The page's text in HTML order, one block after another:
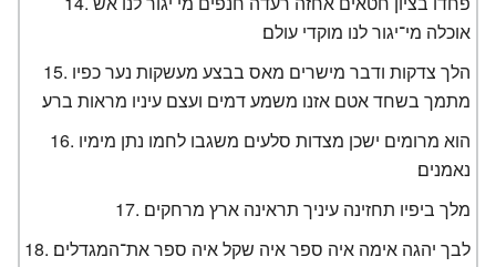
אוכלה מי־יגור לנו מוקדי עולם׃
הלך צדקות ודבר מישרים מאס בבצע מעשקות נער כפיו
מתמך בשחד אטם אזנו משמע דמים ועצם עיניו מראות ברע׃
הוא מרומים ישכן מצדות סלעים משגבו לחמו נתן מימיו
נאמנים׃
מלך ביפיו תחזינה עיניך תראינה ארץ מרחקים׃
לבך יהגה אימה איה ספר איה שקל איה ספר את־המגדלים׃